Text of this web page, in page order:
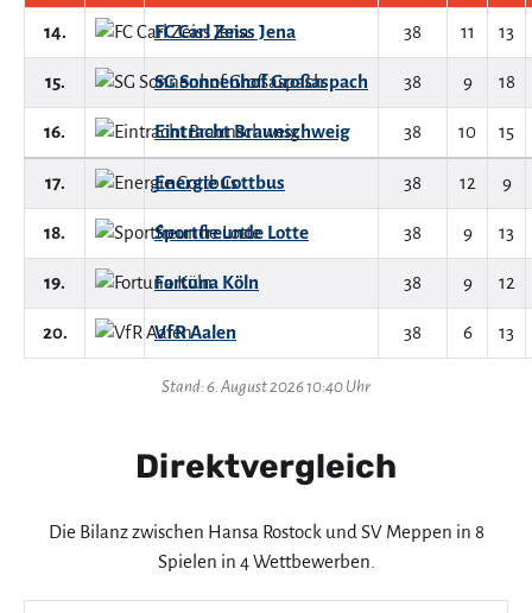
14. FC Carl Zeiss Jena 38 11 13
15. SG Sonnenhof Großaspach 38 9 18
16. Eintracht Braunschweig 38 10 15
17. Energie Cottbus 38 12 9
18. Sportfreunde Lotte 38 9 13
19. Fortuna Köln 38 9 12
20. VfR Aalen 38 6 13
Stand: 6. August 2026 10:40 Uhr
Direktvergleich
Die Bilanz zwischen Hansa Rostock und SV Meppen in 8
Spielen in 4 Wettbewerben.